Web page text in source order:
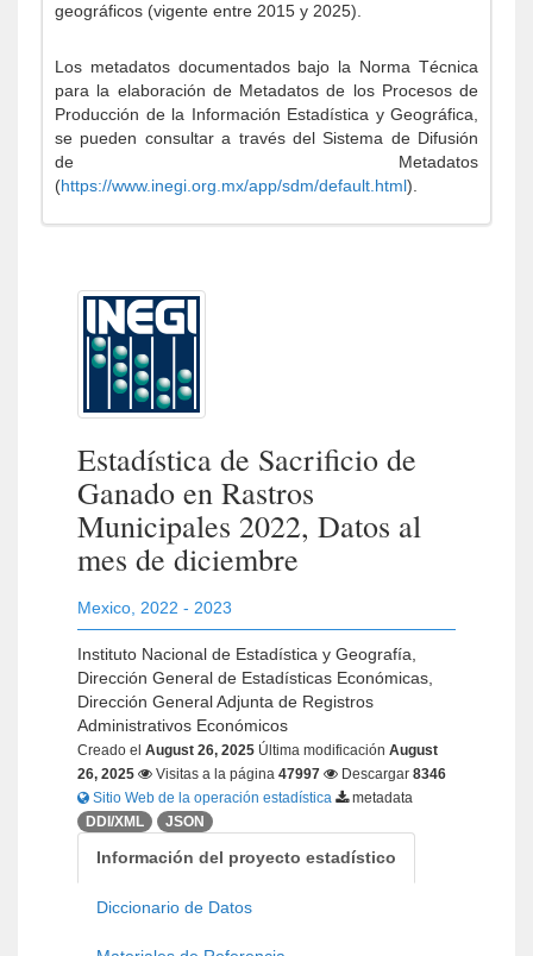
geográficos (vigente entre 2015 y 2025).
Los metadatos documentados bajo la Norma Técnica
para la elaboración de Metadatos de los Procesos de
Producción de la Información Estadística y Geográfica,
se pueden consultar a través del Sistema de Difusión
de Metadatos
(https://www.inegi.org.mx/app/sdm/default.html).
Estadística de Sacrificio de
Ganado en Rastros
Municipales 2022, Datos al
mes de diciembre
Mexico 2022 - 2023
Instituto Nacional de Estadística y Geografía,
Dirección General de Estadísticas Económicas,
Dirección General Adjunta de Registros
Administrativos Económicos
Creado el August 26, 2025 Última modificación August
26, 2025
Visitas a la página 47997 Descargar 8346
Sitio Web de la operación estadística
metadata
DDI/XML
JSON
Información del proyecto estadístico
Diccionario de Datos